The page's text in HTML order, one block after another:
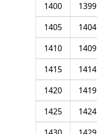
1399
1400
1404
1405
1409
1410
1414
1415
1419
1420
1424
1425